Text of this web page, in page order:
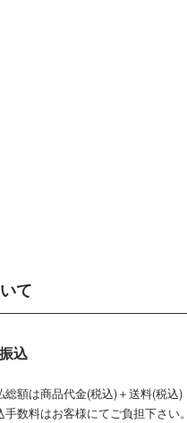
て
込
総額は商品代金(税込)＋送料(税込)
手数料はお客様にてご負担下さい。